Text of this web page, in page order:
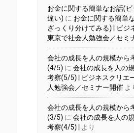
お金に関する簡単なお話(
違い) に お金に関する簡単
ざっくり分けてみる) | ビジ
東京で社会人勉強会／セミ
会社の成長を人の規模から
(4/5) に 会社の成長を人の
考察(5/5) | ビジネスクリエ
人勉強会／セミナー開催 よ
会社の成長を人の規模から
(3/5) に 会社の成長を人の
考察(4/5) |
より